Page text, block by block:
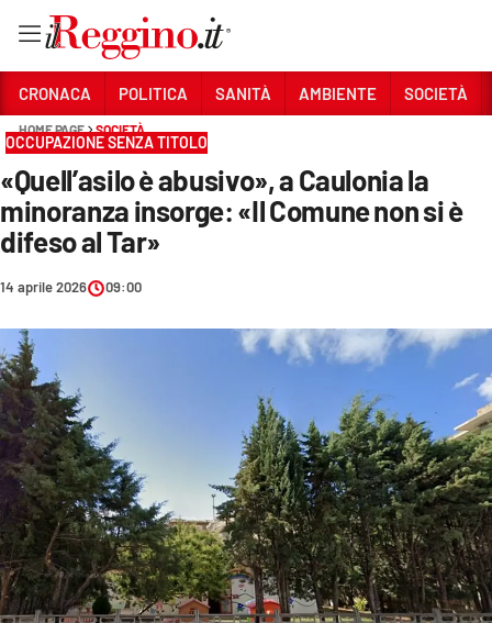
Sezioni
CRONACA
POLITICA
SANITÀ
AMBIENTE
SOCIETÀ
CULTURA
ECONOMIA E LAVORO
EVENTI
SPORT
CRONACA POLITICA SANITÀ AMBIENTE SOCIETÀ
HOME PAGE SOCIETÀ
OCCUPAZIONE SENZA TITOLO
«Quell’asilo è abusivo», a Caulonia la
minoranza insorge: «Il Comune non si è
difeso al Tar»
14 aprile 2026 09:00